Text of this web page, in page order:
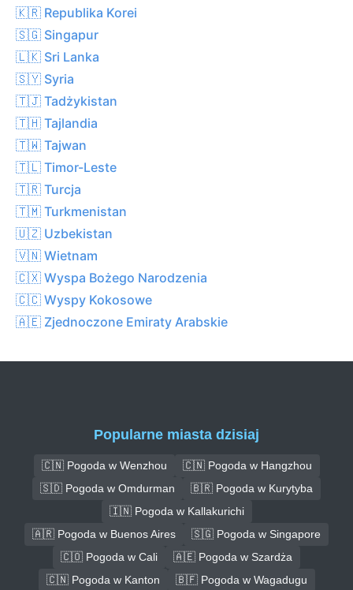
🇰🇷 Republika Korei
🇸🇬 Singapur
🇱🇰 Sri Lanka
🇸🇾 Syria
🇹🇯 Tadżykistan
🇹🇭 Tajlandia
🇹🇼 Tajwan
🇹🇱 Timor-Leste
🇹🇷 Turcja
🇹🇲 Turkmenistan
🇺🇿 Uzbekistan
🇻🇳 Wietnam
🇨🇽 Wyspa Bożego Narodzenia
🇨🇨 Wyspy Kokosowe
🇦🇪 Zjednoczone Emiraty Arabskie
Popularne miasta dzisiaj
🇨🇳 Pogoda w Wenzhou
🇨🇳 Pogoda w Hangzhou
🇸🇩 Pogoda w Omdurman
🇧🇷 Pogoda w Kurytyba
🇮🇳 Pogoda w Kallakurichi
🇦🇷 Pogoda w Buenos Aires
🇸🇬 Pogoda w Singapore
🇨🇴 Pogoda w Cali
🇦🇪 Pogoda w Szardża
🇨🇳 Pogoda w Kanton
🇧🇫 Pogoda w Wagadugu